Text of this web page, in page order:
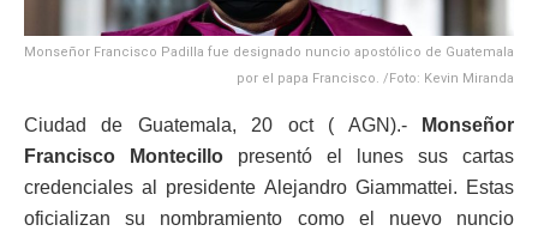
Monseñor Francisco Padilla fue designado nuncio apostólico de Guatemala
por el papa Francisco. /Foto: Kevin Miranda
Ciudad de Guatemala, 20 oct ( AGN).-
Monseñor
Francisco Montecillo presentó el lunes sus cartas
credenciales al presidente Alejandro Giammattei. Estas
oficializan su nombramiento como el nuevo nuncio